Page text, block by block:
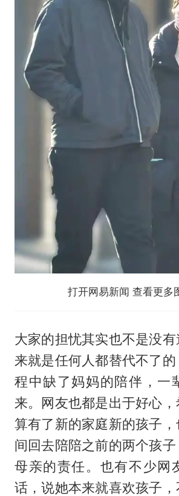
打开网易新闻 查看更多
大家的担忧其实也不是没
来就是任何人都替代不了
程中缺了妈妈的陪伴，一
来。网友也都是出于好心
算有了新的家庭新的孩子
间回去陪陪之前的两个孩
母亲的责任。也有不少网
话，说她本来就喜欢孩子